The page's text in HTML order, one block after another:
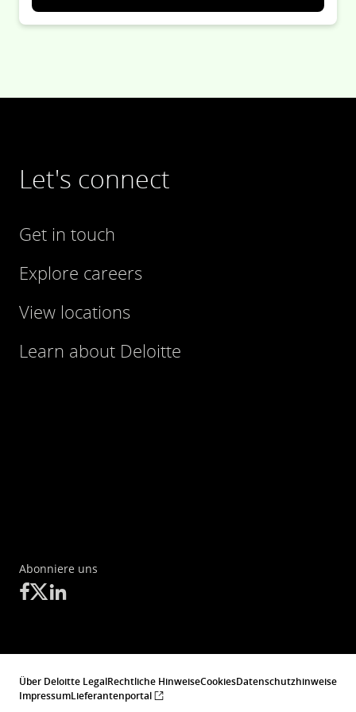
Let's connect
Get in touch
Explore careers
View locations
Learn about Deloitte
Abonniere uns
Über Deloitte LegalRechtliche HinweiseCookiesDatenschutzhinweise
ImpressumLieferantenportal